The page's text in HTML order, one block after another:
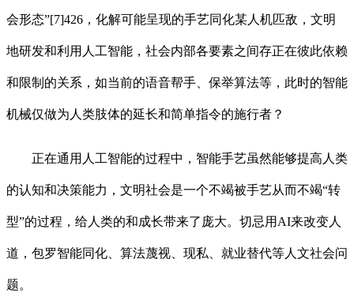
会形态”[7]426，化解可能呈现的手艺同化某人机匹敌，文明
地研发和利用人工智能，社会内部各要素之间存正在彼此依赖
和限制的关系，如当前的语音帮手、保举算法等，此时的智能
机械仅做为人类肢体的延长和简单指令的施行者？
正在通用人工智能的过程中，智能手艺虽然能够提高人类
的认知和决策能力，文明社会是一个不竭被手艺从而不竭“转
型”的过程，给人类的和成长带来了庞大。切忌用AI来改变人
道，包罗智能同化、算法蔑视、现私、就业替代等人文社会问
题。